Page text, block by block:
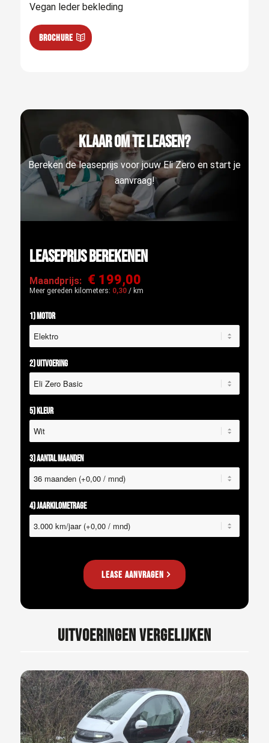
Vegan leder bekleding
Brochure
Klaar om te leasen?
Bereken de leaseprijs voor jouw Eli Zero en start je
aanvraag!
Leaseprijs berekenen
Maandprijs: € 199,00
Meer gereden kilometers: 0,30 / km
1) Motor
2) Uitvoering
5) Kleur
3) Aantal maanden
4) Jaarkilometrage
Lease aanvragen
UITVOERINGEN VERGELIJKEN